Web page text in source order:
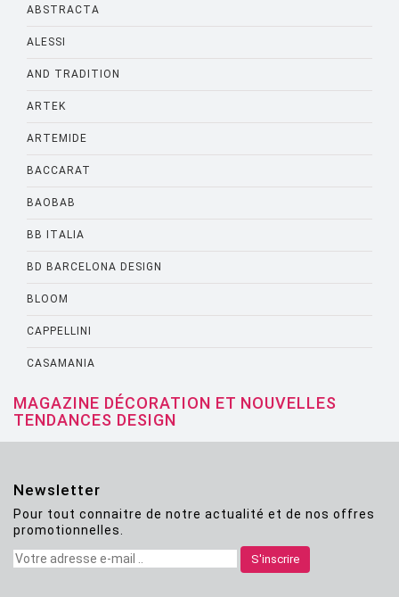
ABSTRACTA
ALESSI
AND TRADITION
ARTEK
ARTEMIDE
BACCARAT
BAOBAB
BB ITALIA
BD BARCELONA DESIGN
BLOOM
CAPPELLINI
CASAMANIA
CASSINA
CATELLANI AND SMITH
CINNA
CLASSICON
CRASSEVIG
MAGAZINE DÉCORATION ET NOUVELLES
TENDANCES DESIGN
Newsletter
Pour tout connaitre de notre actualité et de nos offres
promotionnelles.
S'inscrire